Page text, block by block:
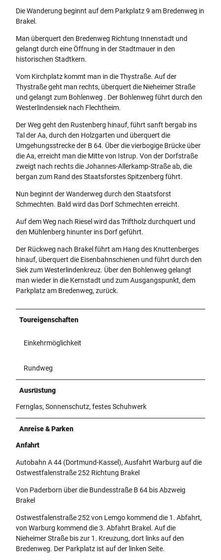
Die Wanderung beginnt auf dem Parkplatz 9 am Bredenweg in
Brakel.
Man überquert den Bredenweg Richtung Innenstadt und
gelangt durch eine Öffnung in der Stadtmauer in den
historischen Stadtkern.
Vom Kirchplatz kommt man in die Thystraße. Auf der
Thystraße geht man rechts, überquert die Nieheimer Straße
und gelangt zum Bohlenweg . Der Bohlenweg führt durch den
Westerlindensiek nach Flechtheim.
Der Weg geht den Rustenberg hinauf, führt sanft bergab ins
Tal der Aa, durch den Holzgarten und überquert die
Umgehungsstrecke der B 64. Über die vierbogige Brücke über
die Aa, erreicht man die Mitte von Istrup. Von der Dorfstraße
zweigt nach rechts die Johannes-Allerkamp-Straße ab, die
bergan zum Rand des Staatsforstes Spitzenberg führt.
Nun beginnt der Wanderweg durch den Staatsforst
Schmechten. Bald wird das Dorf Schmechten erreicht.
Auf dem Weg nach Riesel wird das Triftholz durchquert und
den Mühlenberg hinunter ins Dorf geführt.
Der Rückweg nach Brakel führt am Hang des Knuttenberges
hinauf, überquert die Eisenbahnschienen und führt durch den
Siek zum Westerlindenkreuz. Über den Bohlenweg gelangt
man wieder in die Kernstadt und zum Ausgangspunkt, dem
Parkplatz am Bredenweg, zurück.
Toureigenschaften
Einkehrmöglichkeit
Rundweg
Ausrüstung
Fernglas, Sonnenschutz, festes Schuhwerk
Anreise & Parken
Anfahrt
Autobahn A 44 (Dortmund-Kassel), Ausfahrt Warburg auf die
Ostwestfalenstraße 252 Richtung Brakel
Von Paderborn über die Bundesstraße B 64 bis Abzweig
Brakel
Ostwestfalenstraße 252 von Lemgo kommend die 1. Abfahrt,
von Warburg kommend die 3. Abfahrt Brakel. Auf die
Nieheimer Straße bis zur 1. Kreuzung, dort links auf den
Bredenweg. Der Parkplatz ist auf der linken Seite.